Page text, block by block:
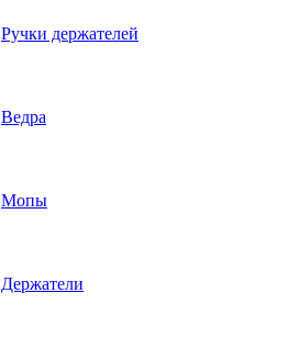
Ручки держателей
Ведра
Мопы
Держатели